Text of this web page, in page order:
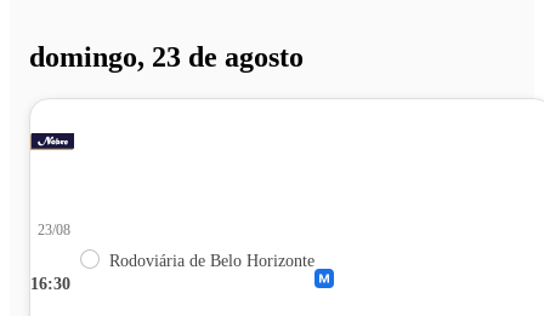
domingo, 23 de agosto
16:30
23/08
Rodoviária de Belo Horizonte